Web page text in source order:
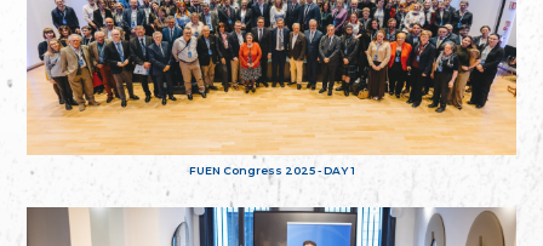
FUEN Congress 2025 - DAY 1